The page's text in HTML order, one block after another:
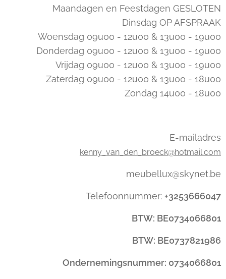
Maandagen en Feestdagen GESLOTEN
Dinsdag OP AFSPRAAK
Woensdag 09u00 - 12u00 & 13u00 - 19u00
Donderdag 09u00 - 12u00 & 13u00 - 19u00
Vrijdag 09u00 - 12u00 & 13u00 - 19u00
Zaterdag 09u00 - 12u00 & 13u00 - 18u00
Zondag 14u00 - 18u00
E-mailadres
kenny_van_den_broeck@hotmail.com
meubellux@skynet.be
Telefoonnummer: +3253666047
BTW: BE0734066801
BTW: BE0737821986
Ondernemingsnummer: 0734066801